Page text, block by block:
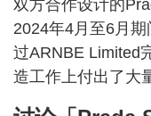
双方合作设计的
2024年4月至6月
过ARNBE Limited
造工作上付出了大